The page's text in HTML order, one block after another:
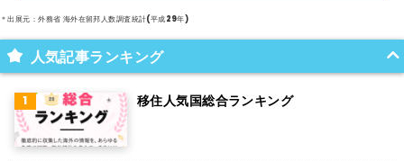
メキシコ
スイス
オランダ
＊出展元：外務省 海外在留邦人数調査統計(平成29年)
人気記事ランキング
移住人気国総合ランキング